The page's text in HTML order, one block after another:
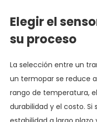
Elegir el
su proceso
La selección entre un
un termopar se reduce
rango de temperatura,
durabilidad y el costo. Si